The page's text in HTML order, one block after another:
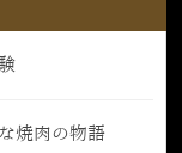
焼肉の物語